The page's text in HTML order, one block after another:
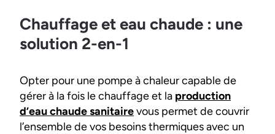
Chauffage et eau chaude : une
solution 2-en-1
Opter pour une pompe à chaleur capable de
gérer à la fois le chauffage et la production
d’eau chaude sanitairevous permet de couvrir
l’ensemble de vos besoins thermiques avec un